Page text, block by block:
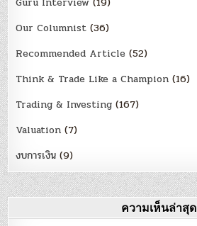
Our Columnist (36)
Recommended Article (52)
Think & Trade Like a Champion (16)
Trading & Investing (167)
Valuation (7)
งบการเงิน (9)
ความเห็นล่าสุด